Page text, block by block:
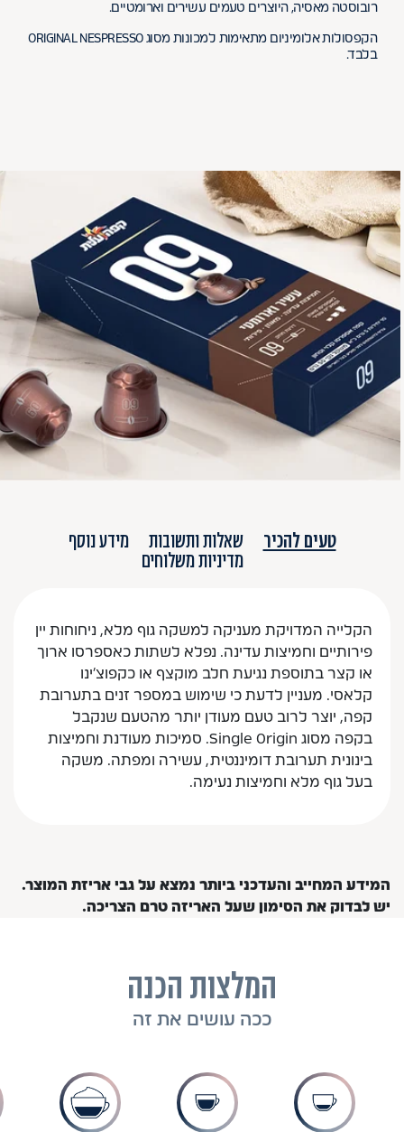
רובוסטה מאסיה, היוצרים טעמים עשירים וארומטיים.
הקפסולות אלומיניום מתאימות למכונות מסוג ORIGINAL NESPRESSO
בלבד.
טעים להכיר שאלות ותשובות מידע נוסף
מדיניות משלוחים
הקלייה המדויקת מעניקה למשקה גוף מלא, ניחוחות יין
פירותיים וחמיצות עדינה. נפלא לשתות כאספרסו ארוך
או קצר בתוספת נגיעת חלב מוקצף או כקפוצ'ינו
קלאסי. מעניין לדעת כי שימוש במספר זנים בתערובת
קפה, יוצר לרוב טעם מעודן יותר מהטעם שנקבל
בקפה מסוג Single Origin. סמיכות מעודנת וחמיצות
בינונית תערובת דומיננטית, עשירה ומפתה. משקה
בעל גוף מלא וחמיצות נעימה.
המידע המחייב והעדכני ביותר נמצא על גבי אריזת המוצר.
יש לבדוק את הסימון שעל האריזה טרם הצריכה.
המלצות הכנה
ככה עושים את זה